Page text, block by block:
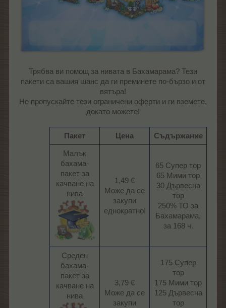
Трябва ви помощ за нивата в Бахамарама? Тези
пакети са вашия шанс да ги преминете по-бързо и от
вятъра!
Не пропускайте тези ограничени оферти и ги вземете,
докато можете!​
Пакет Цена Съдържание
Малък
бахама-
пакет за
качване на
нива
1,49 €
Може да се
закупи
еднократно!​
65 Супер тор
65 Мими тор
30 Дървесна
тор
250% ТО за
Бахамарама,
за 168 ч.​
Среден
бахама-
пакет за
качване на
нива
3,79 €
Може да се
закупи
175 Супер
тор
175 Мими тор
125 Дървесна
тор